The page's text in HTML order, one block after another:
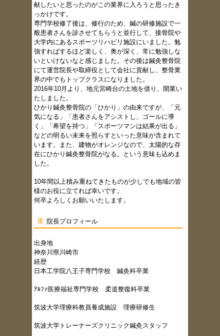
献したいと思ったのがこの業界に入ろうと思ったき
っかけです。
専門学校修了後は、修行のため、鍼の研修施設で一
般患者さんを診させてもらうと並行して、接骨院や
大学内にあるスポーツリハビリ施設にいました。勉
強すればするほど楽しく、奥が深く、常に勉強しな
いといけないなと感じました。その後は鍼灸整骨院
にて運営院長や取締役として会社に貢献し、整骨業
界の中でもトップクラスになりました。
2016年10月より、地元宮崎台の土地を借り、開業い
たしました。
ひかり鍼灸整骨院の「ひかり」の由来ですが、「元
気になる」「患者さんをアシストし、ゴールに導
く」「希望を持つ」「スポーツマンは結果が出る」
などの明るい未来を照らすといった意味が含まれて
います。また、建物がオレンジなので、太陽的な存
在にひかり鍼灸整骨院がなる。という意味も込めま
した。
10年間以上積み重ねてきたものが少しでも地域の皆
様のお役に立てれば幸いです。
何卒よろしくお願いいたします。
院長プロフィール
出身地
神奈川県川崎市
経歴
日本工学院八王子専門学校 鍼灸科卒業
ｱﾙﾌｧ医療福祉専門学校 柔道整復科卒業
筑波大学理療科教員養成施設 理療研修生
筑波大学トレーナーズクリニック鍼灸スタッフ